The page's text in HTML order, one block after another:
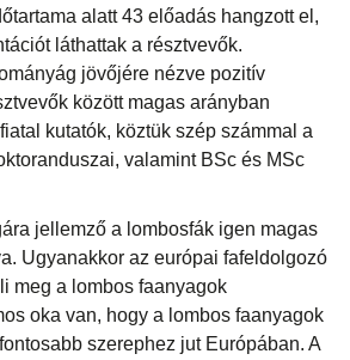
alatt 43 előadás hangzott el,
láthattak a résztvevők.
jövőjére nézve pozitív
között magas arányban
kutatók, köztük szép számmal a
valamint BSc és MSc
jellemző a lombosfák igen magas
Ugyanakkor az európai fafeldolgozó
meg a lombos faanyagok
oka van, hogy a lombos faanyagok
szerephez jut Európában. A